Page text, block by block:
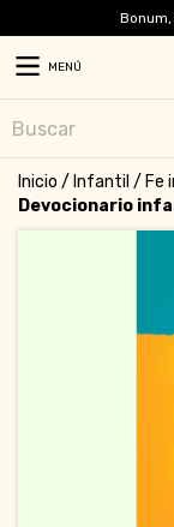
MENÚ
Inicio / Infantil / Fe
Devocionario